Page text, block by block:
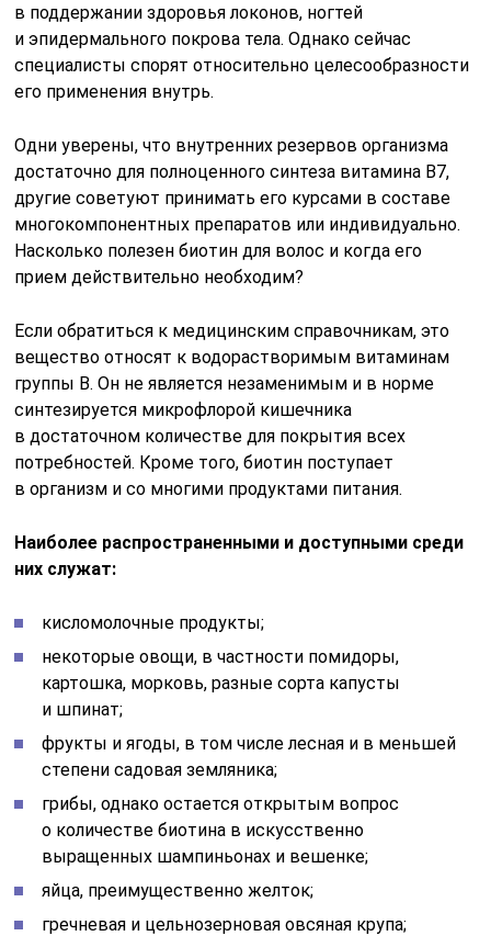
в поддержании здоровья локонов, ногтей
и эпидермального покрова тела. Однако сейчас
специалисты спорят относительно целесообразности
его применения внутрь.
Одни уверены, что внутренних резервов организма
достаточно для полноценного синтеза витамина В7,
другие советуют принимать его курсами в составе
многокомпонентных препаратов или индивидуально.
Насколько полезен биотин для волос и когда его
прием действительно необходим?
Если обратиться к медицинским справочникам, это
вещество относят к водорастворимым витаминам
группы В. Он не является незаменимым и в норме
синтезируется микрофлорой кишечника
в достаточном количестве для покрытия всех
потребностей. Кроме того, биотин поступает
в организм и со многими продуктами питания.
Наиболее распространенными и доступными среди
них служат:
кисломолочные продукты;
некоторые овощи, в частности помидоры,
картошка, морковь, разные сорта капусты
и шпинат;
фрукты и ягоды, в том числе лесная и в меньшей
степени садовая земляника;
грибы, однако остается открытым вопрос
о количестве биотина в искусственно
выращенных шампиньонах и вешенке;
яйца, преимущественно желток;
гречневая и цельнозерновая овсяная крупа;